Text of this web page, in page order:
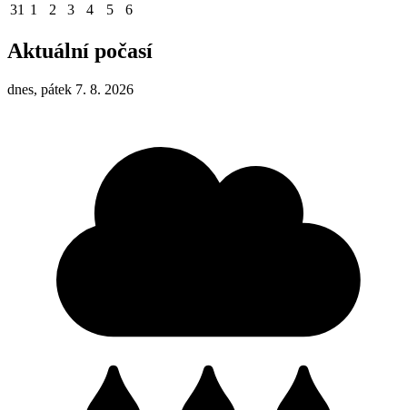
31 1 2 3 4 5 6
Aktuální počasí
dnes, pátek 7. 8. 2026